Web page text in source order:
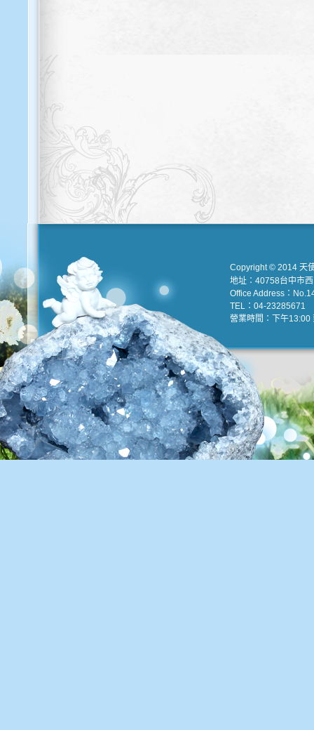
Copyright © 2014 天
地址：40758台中市
Office Address：
TEL：04-23285671
營業時間：下午13:00